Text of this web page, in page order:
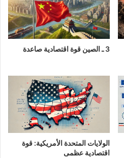
3 ـ الصين قوة اقتصادية صاعدة
الولايات المتحدة الأمريكية: قوة
اقتصادية عظمى